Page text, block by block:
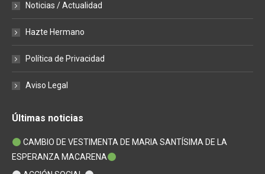
Noticias / Actualidad
Hazte Hermano
Política de Privacidad
Aviso Legal
Últimas noticias
CAMBIO DE VESTIMENTA DE MARIA SANTÍSIMA DE LA
ESPERANZA MACARENA